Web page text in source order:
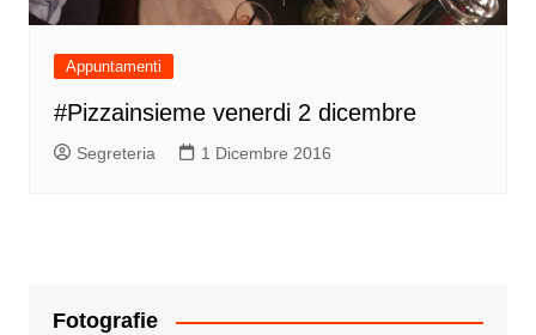
Appuntamenti
#Pizzainsieme venerdi 2 dicembre
Segreteria 1 Dicembre 2016
Fotografie